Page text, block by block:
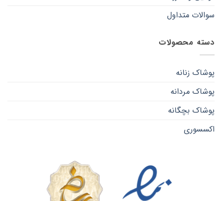
سوالات متداول
دسته محصولات
پوشاک زنانه
پوشاک مردانه
پوشاک بچگانه
اکسسوری